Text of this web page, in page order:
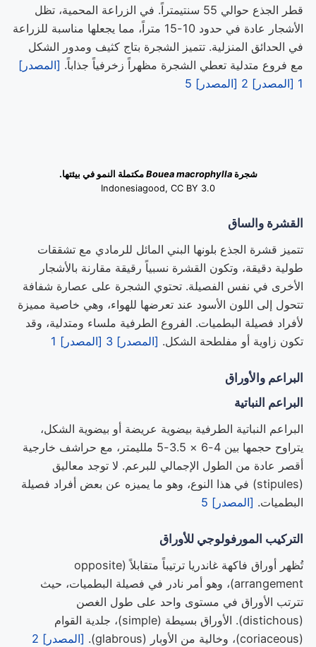
قطر الجذع حوالي 55 سنتيمتراً. في الزراعة المحمية، تظل
الأشجار عادة في حدود 10-15 متراً، مما يجعلها مناسبة للزراعة
في الحدائق المنزلية. تتميز الشجرة بتاج كثيف ومدور الشكل
مع فروع متدلية تعطي الشجرة مظهراً زخرفياً جذاباً. [المصدر]
1 [المصدر] 2 [المصدر] 5
شجرةBouea macrophylla مكتملة النمو في بيئتها.
Indonesiagood, CC BY 3.0
القشرة والساق
تتميز قشرة الجذع بلونها البني المائل للرمادي مع تشققات
طولية دقيقة، وتكون القشرة نسبياً رقيقة مقارنة بالأشجار
الأخرى في نفس الفصيلة. تحتوي الشجرة على عصارة شفافة
تتحول إلى اللون الأسود عند تعرضها للهواء، وهي خاصية مميزة
لأفراد فصيلة البطميات. الفروع الطرفية ملساء ومتدلية، وقد
تكون زاوية أو مفلطحة الشكل. [المصدر] 3 [المصدر] 1
البراعم والأوراق
البراعم النباتية
البراعم النباتية الطرفية بيضوية عريضة أو بيضوية الشكل،
يتراوح حجمها بين 4-6 × 3.5-5 ملليمتر، مع حراشف خارجية
أقصر عادة من الطول الإجمالي للبرعم. لا توجد معاليق
(stipules) في هذا النوع، وهو ما يميزه عن بعض أفراد فصيلة
البطميات. [المصدر] 5
التركيب المورفولوجي للأوراق
تُظهر أوراق فاكهة غاندريا ترتيباً متقابلاً (opposite
arrangement)، وهو أمر نادر في فصيلة البطميات، حيث
تترتب الأوراق في مستوى واحد على طول الغصن
(distichous). الأوراق بسيطة (simple)، جلدية القوام
(coriaceous)، وخالية من الأوبار (glabrous).
[المصدر] 2